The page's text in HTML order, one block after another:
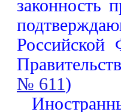
законность
Российской
№ 611)